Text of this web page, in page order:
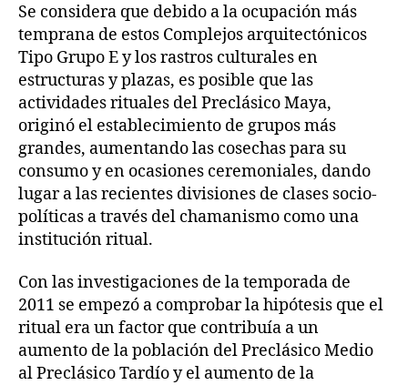
Se considera que debido a la ocupación más
temprana de estos Complejos arquitectónicos
Tipo Grupo E y los rastros culturales en
estructuras y plazas, es posible que las
actividades rituales del Preclásico Maya,
originó el establecimiento de grupos más
grandes, aumentando las cosechas para su
consumo y en ocasiones ceremoniales, dando
lugar a las recientes divisiones de clases socio-
políticas a través del chamanismo como una
institución ritual.
Con las investigaciones de la temporada de
2011 se empezó a comprobar la hipótesis que el
ritual era un factor que contribuía a un
aumento de la población del Preclásico Medio
al Preclásico Tardío y el aumento de la